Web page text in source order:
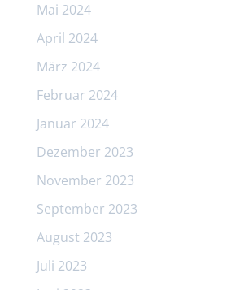
Mai 2024
April 2024
März 2024
Februar 2024
Januar 2024
Dezember 2023
November 2023
September 2023
August 2023
Juli 2023